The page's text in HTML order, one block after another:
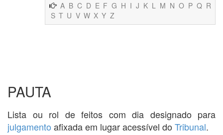
A B C D E F G H I J K L M N O P Q R
S T U V W X Y Z
PAUTA
Lista ou rol de feitos com dia designado para
julgamento afixada em lugar acessível do Tribunal.